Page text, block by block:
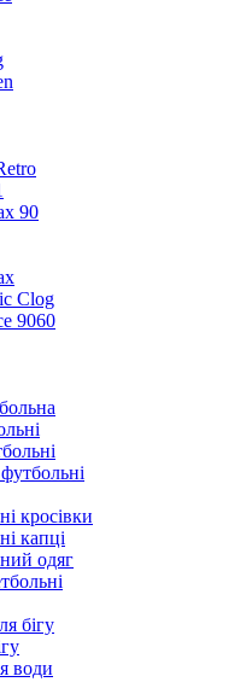
90
Clog
9060
кросівки
капці
одяг
бігу
води